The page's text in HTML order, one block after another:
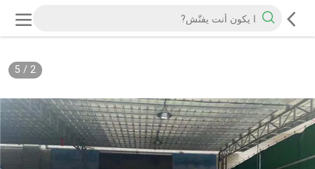
2
/
5